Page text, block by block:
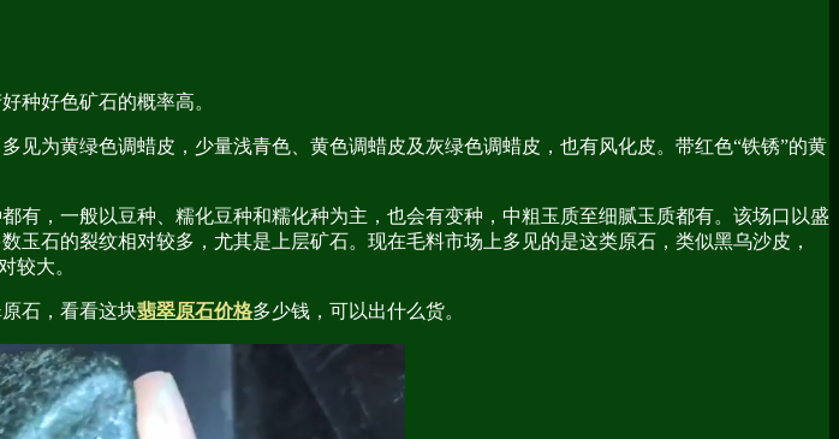
种好色矿石的概率高。
为黄绿色调蜡皮，少量浅青色、黄色调蜡皮及灰绿色调蜡皮，也有风化皮。带红色“铁锈”的黄
，一般以豆种、糯化豆种和糯化种为主，也会有变种，中粗玉质至细腻玉质都有。该场口以盛
石的裂纹相对较多，尤其是上层矿石。现在毛料市场上多见的是这类原石，类似黑乌沙皮，
较大。
石，看看这块翡翠原石价格多少钱，可以出什么货。